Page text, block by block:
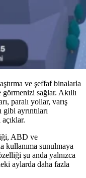
ve şeffaf binalarla
sağlar. Akıllı
paralı yollar, varış
ayrıntıları
ABD ve
kullanıma sunulmaya
şu anda yalnızca
aylarda daha fazla